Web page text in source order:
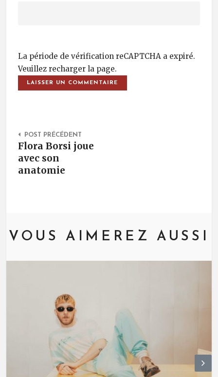
La période de vérification reCAPTCHA a expiré.
Veuillez recharger la page.
Post Navigation
POST PRÉCÉDENT
Flora Borsi joue
avec son
anatomie
VOUS AIMEREZ AUSSI